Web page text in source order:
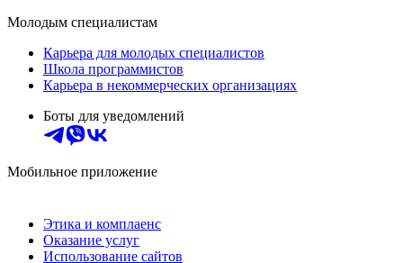
Молодым специалистам
Карьера для молодых специалистов
Школа программистов
Карьера в некоммерческих организациях
Боты для уведомлений
Мобильное приложение
Этика и комплаенс
Оказание услуг
Использование сайтов